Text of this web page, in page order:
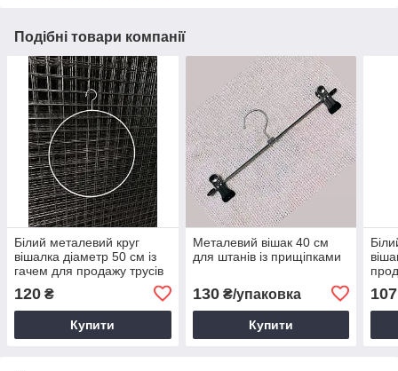
Подібні товари компанії
Білий металевий круг
вішалка діаметр 50 см із
гачем для продажу трусів
120 ₴
Купити
Металевий вішак 40 см
для штанів із прищіпками
130₴/упаковка
Купити
107